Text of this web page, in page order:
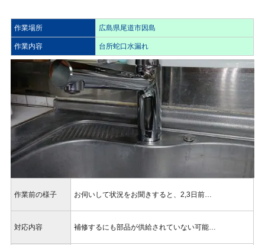
作業場所 広島県尾道市因島
作業内容 台所蛇口水漏れ
作業前の様子 お伺いして状況をお聞きすると、2,3日前…
対応内容 補修するにも部品が供給されていない可能…